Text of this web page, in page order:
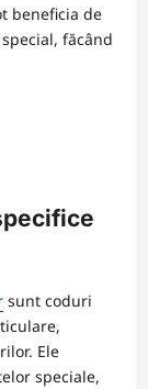
beneficia de
făcând
sunt coduri
Ele
speciale,